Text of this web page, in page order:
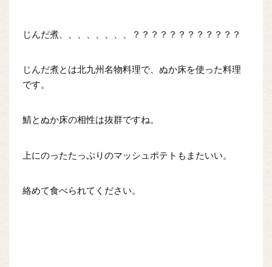
じんだ煮、、、、、、、、？？？？？？？？？？？？
じんだ煮とは北九州名物料理で、ぬか床を使った料理
です。
鯖とぬか床の相性は抜群ですね。
上にのったたっぷりのマッシュポテトもまたいい。
絡めて食べられてください。